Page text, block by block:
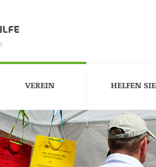
VEREIN HELFEN SIE